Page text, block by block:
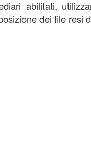
abilitati,
dei file resi